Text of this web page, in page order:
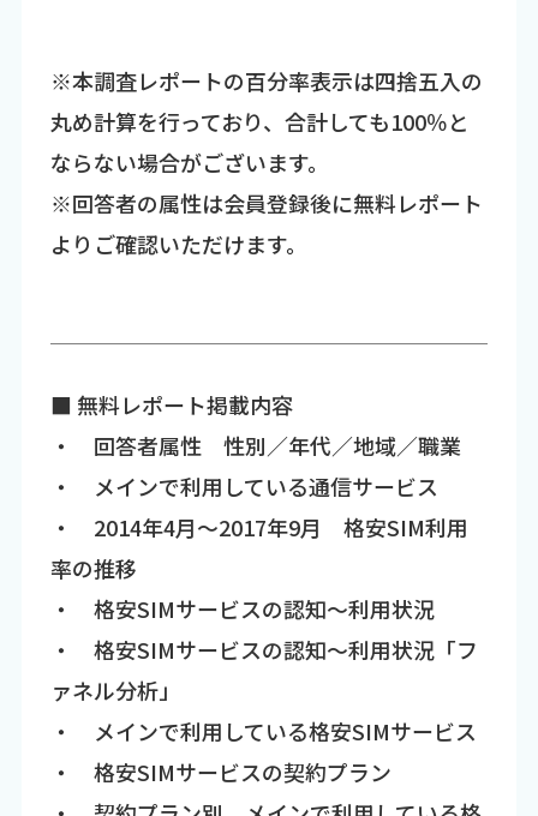
※本調査レポートの百分率表示は四捨五入の
丸め計算を行っており、合計しても100％と
ならない場合がございます。
※回答者の属性は会員登録後に無料レポート
よりご確認いただけます。
■ 無料レポート掲載内容
・ 回答者属性 性別／年代／地域／職業
・ メインで利用している通信サービス
・ 2014年4月～2017年9月 格安SIM利用
率の推移
・ 格安SIMサービスの認知～利用状況
・ 格安SIMサービスの認知～利用状況「フ
ァネル分析」
・ メインで利用している格安SIMサービス
・ 格安SIMサービスの契約プラン